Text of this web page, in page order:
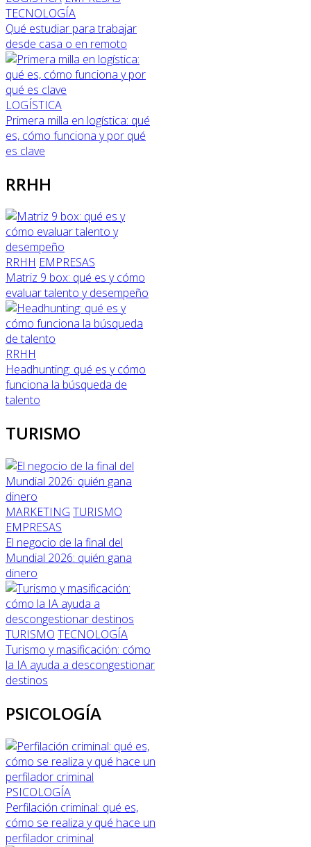
TECNOLOGÍA
Qué estudiar para trabajar
desde casa o en remoto
LOGÍSTICA
Primera milla en logística: qué
es, cómo funciona y por qué
es clave
RRHH
RRHH EMPRESAS
Matriz 9 box: qué es y cómo
evaluar talento y desempeño
RRHH
Headhunting: qué es y cómo
funciona la búsqueda de
talento
TURISMO
MARKETING TURISMO
EMPRESAS
El negocio de la final del
Mundial 2026: quién gana
dinero
TURISMO TECNOLOGÍA
Turismo y masificación: cómo
la IA ayuda a descongestionar
destinos
PSICOLOGÍA
PSICOLOGÍA
Perfilación criminal: qué es,
cómo se realiza y qué hace un
perfilador criminal